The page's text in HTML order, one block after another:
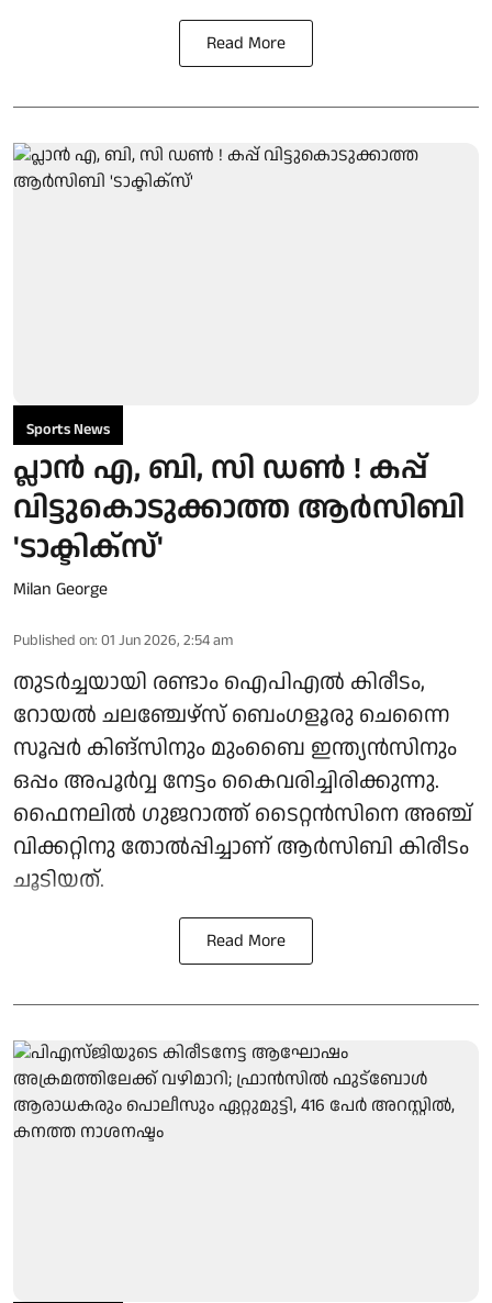
Read More
Sports News
പ്ലാന്‍ എ, ബി, സി ഡണ്‍ ! കപ്പ്
വിട്ടുകൊടുക്കാത്ത ആര്‍സിബി
'ടാക്ടിക്സ്'
Milan George
Published on: 01 Jun 2026, 2:54 am
തുടര്‍ച്ചയായി രണ്ടാം ഐപിഎല്‍ കിരീടം,
റോയല്‍ ചലഞ്ചേഴ്സ് ബെംഗളൂരു ചെന്നൈ
സൂപ്പര്‍ കിങ്സിനും മുംബൈ ഇന്ത്യന്‍സിനും
ഒപ്പം അപൂര്‍വ്വ നേട്ടം കൈവരിച്ചിരിക്കുന്നു.
ഫൈനലില്‍ ഗുജറാത്ത് ടൈറ്റന്‍സിനെ അഞ്ച്
വിക്കറ്റിനു തോല്‍പ്പിച്ചാണ് ആര്‍സിബി കിരീടം
ചൂടിയത്.
Read More